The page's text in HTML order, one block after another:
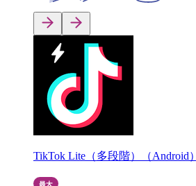
TikTok Lite（多段階）（Android）